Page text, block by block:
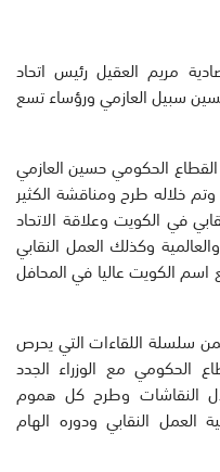
مريم العقيل رئيس اتحاد
سبيل العازمي ورؤساء تسع
الحكومي حسين العازمي
خلاله طرح ومناقشة الكثير
في الكويت وعلاقة الاتحاد
وكذلك العمل النقابي
رؤية الكويت 2035 ورفع اسم الكويت عاليا في المحافل
سلسلة اللقاءات التي يحرص
الحكومي مع الوزراء الجدد
النقاشات وطرح كل هموم
العمل النقابي ودوره الهام